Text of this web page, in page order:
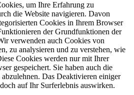
um Ihre Erfahrung zu
die Website navigieren. Davon
Cookies in Ihrem Browser
der Grundfunktionen der
verwenden auch Cookies von
zu analysieren und zu verstehen, wie
Cookies werden nur mit Ihrer
gespeichert. Sie haben auch die
Das Deaktivieren einiger
auf Ihr Surferlebnis auswirken.